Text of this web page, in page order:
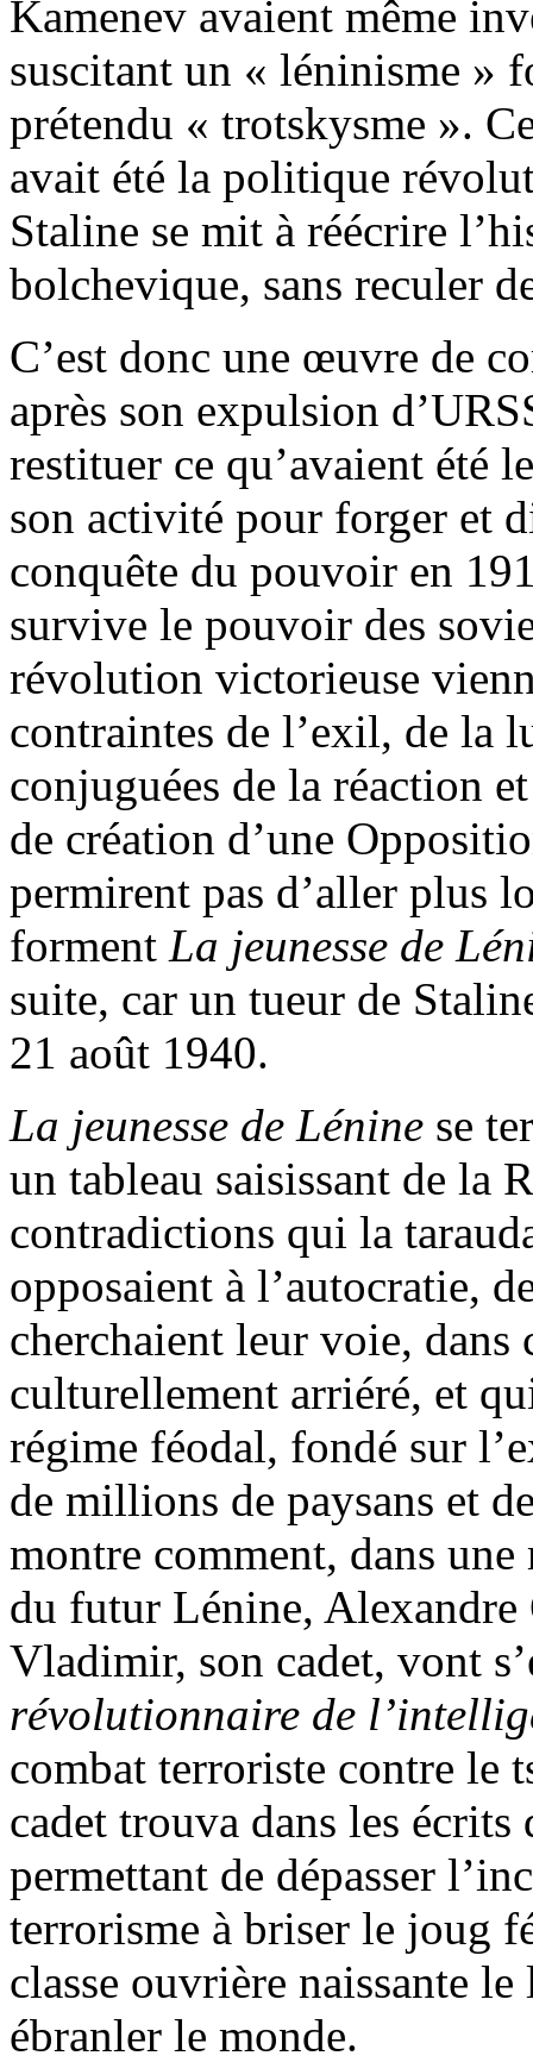
Kamenev avaient même
suscitant un « léninisme »
prétendu « trotskysme ».
avait été la politique
Staline se mit à réécrire
bolchevique, sans reculer
C’est donc une œuvre de
après son expulsion
restituer ce qu’avaient été
son activité pour forger et
conquête du pouvoir en
survive le pouvoir des
révolution victorieuse
contraintes de l’exil, de la
conjuguées de la réaction
de création d’une
permirent pas d’aller plus
forment La jeunesse de
suite, car un tueur de
21 août 1940.
La jeunesse de Lénine se
un tableau saisissant de la
contradictions qui la
opposaient à l’autocratie,
cherchaient leur voie, dans
culturellement arriéré, et
régime féodal, fondé sur
de millions de paysans et
montre comment, dans
du futur Lénine,
Vladimir, son cadet, vont
révolutionnaire de
combat terroriste contre le
cadet trouva dans les
permettant de dépasser
terrorisme à briser le joug
classe ouvrière naissante
ébranler le monde.